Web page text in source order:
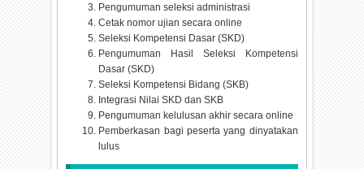
Pengumuman seleksi administrasi
Cetak nomor ujian secara online
Seleksi Kompetensi Dasar (SKD)
Pengumuman Hasil Seleksi Kompetensi
Dasar (SKD)
Seleksi Kompetensi Bidang (SKB)
Integrasi Nilai SKD dan SKB
Pengumuman kelulusan akhir secara online
Pemberkasan bagi peserta yang dinyatakan
lulus